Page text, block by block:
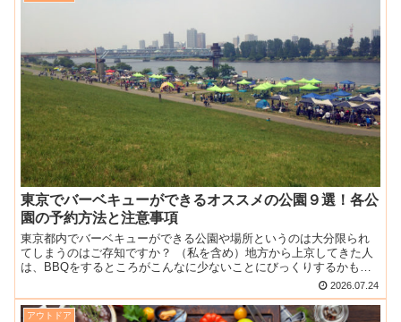
東京でバーベキューができるオススメの公園９選！各公
園の予約方法と注意事項
東京都内でバーベキューができる公園や場所というのは大分限られ
てしまうのはご存知ですか？ （私を含め）地方から上京してきた人
は、BBQをするところがこんなに少ないことにびっくりするかもし
れません。 人口が多いとゴミ捨てなどマナーが悪い人も出て...2026.07.24
アウトドア